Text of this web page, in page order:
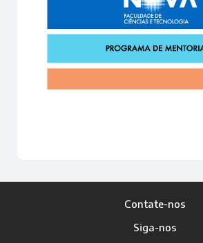
e
Direta
Reflexão
Contate-nos
Siga-nos